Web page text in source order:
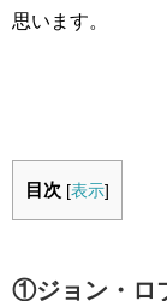
思います。
目次 [表示]
①ジョン・ロ